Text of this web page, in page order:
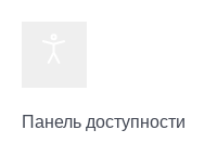
Панель доступности